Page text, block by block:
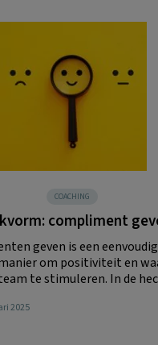
COACHING
compliment
geven is een
om positiviteit en
te stimuleren. In de
2025